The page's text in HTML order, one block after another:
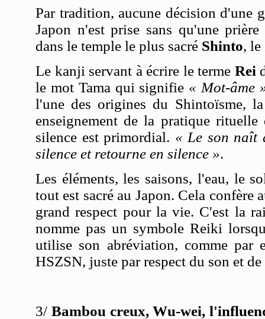
Par tradition, aucune décision d'une
Japon n'est prise sans qu'une
dans le temple le plus sacré Shinto, le
Le kanji servant à écrire le terme Rei
le mot Tama qui signifie « Mot-âme
l'une des origines du Shintoïsme,
enseignement de la pratique
silence est primordial. « Le son naît
silence et retourne en silence ».
Les éléments, les saisons, l'eau, le
tout est sacré au Japon. Cela confère
grand respect pour la vie. C'est la
nomme pas un symbole Reiki
utilise son abréviation, comme par
HSZSN, juste par respect du son et de
3/ Bambou creux,Wu-wei,